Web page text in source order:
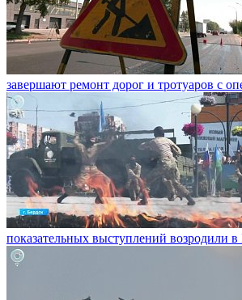
завершают ремонт дорог и тротуаров с
показательных выступлений возродили